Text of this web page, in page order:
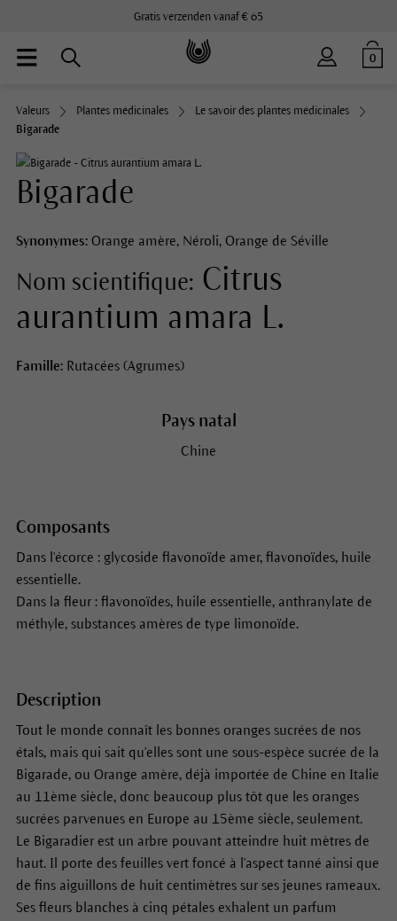
Gratis verzenden vanaf € 65
0
Valeurs Plantes médicinales
Le savoir des plantes médicinales
Bigarade
Bigarade
Synonymes:Orange amère, Néroli, Orange de Séville
Nom scientifique: Citrus
aurantium amara L.
Famille:Rutacées (Agrumes)
Pays natal
Chine
Composants
Dans l'écorce : glycoside flavonoïde amer, flavonoïdes, huile
essentielle.
Dans la fleur : flavonoïdes, huile essentielle, anthranylate de
méthyle, substances amères de type limonoïde.
Description
Tout le monde connaît les bonnes oranges sucrées de nos
étals, mais qui sait qu'elles sont une sous-espèce sucrée de la
Bigarade, ou Orange amère, déjà importée de Chine en Italie
au 11ème siècle, donc beaucoup plus tôt que les oranges
sucrées parvenues en Europe au 15ème siècle, seulement.
Le Bigaradier est un arbre pouvant atteindre huit mètres de
haut. Il porte des feuilles vert foncé à l'aspect tanné ainsi que
de fins aiguillons de huit centimètres sur ses jeunes rameaux.
Ses fleurs blanches à cinq pétales exhalent un parfum